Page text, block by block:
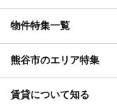
物件特集一覧
熊谷市のエリア特集
賃貸について知る